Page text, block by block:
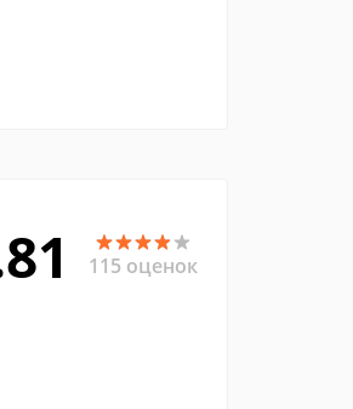
115 оценок